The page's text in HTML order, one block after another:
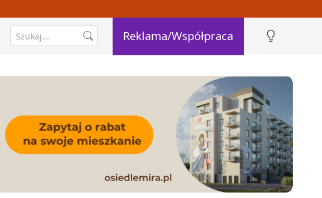
Reklama/Współpraca